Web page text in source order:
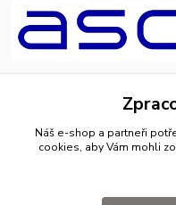
+420 799 500 769
pracovní dny 8-11hod.,13-
Náš e-shop a partneři
cookies, aby Vám mohli